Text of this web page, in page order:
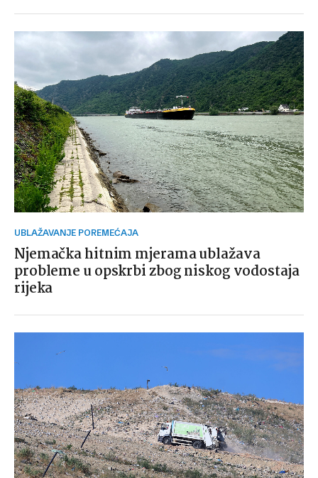
UBLAŽAVANJE POREMEĆAJA
Njemačka hitnim mjerama ublažava
probleme u opskrbi zbog niskog vodostaja
rijeka